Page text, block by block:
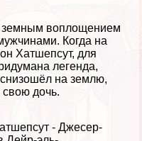
земным воплощением
Когда на
Хатшепсут, для
легенда,
на землю,
свою дочь.
- Джесер-